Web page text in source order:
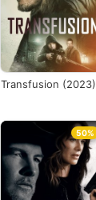
Transfusion (2023)
50%